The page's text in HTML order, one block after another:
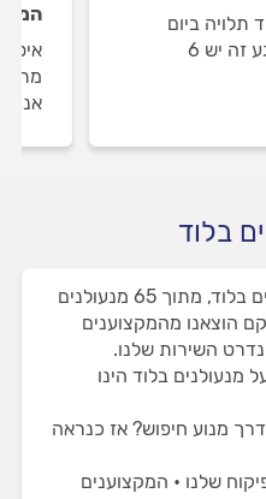
תלויה ביום
ובשעה בה תיכנסו לאתר. ברגע זה יש 6
אנו
בלוד
באתר שלנו תמצאו 6 מנעולנים בלוד, מתוך 65 מנעולנים
הוצאנו מהמקצוענים
השירות שלנו.
בלוד הינו
מנוע חיפוש? אז כנראה